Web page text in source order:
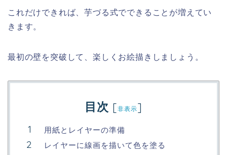
これだけできれば、芋づる式でできることが増えてい
きます。
最初の壁を突破して、楽しくお絵描きしましょう。
目次 [非表示]
用紙とレイヤーの準備
レイヤーに線画を描いて色を塗る